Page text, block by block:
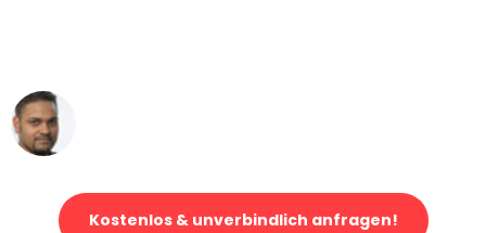
Kostenlos & unverbindlich anfragen!